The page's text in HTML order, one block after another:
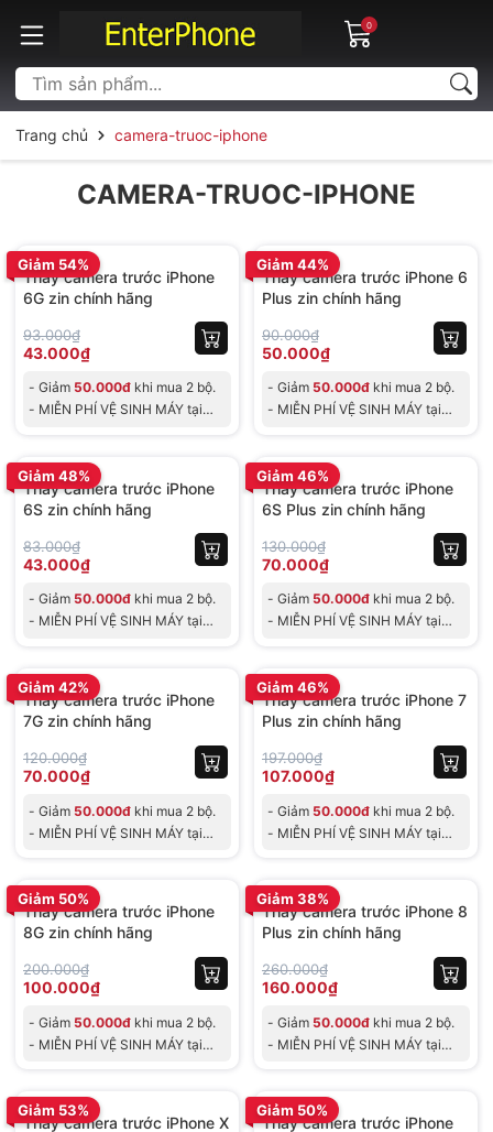
0
Trang chủ camera-truoc-iphone
CAMERA-TRUOC-IPHONE
Giảm 54%
Thay camera trước iPhone
6G zin chính hãng
93.000₫
43.000₫
- Giảm 50.000đ khi mua 2 bộ.
- MIỄN PHÍ VỆ SINH MÁY tại
Giảm 44%
Thay camera trước iPhone 6
Plus zin chính hãng
90.000₫
50.000₫
- Giảm 50.000đ khi mua 2 bộ.
- MIỄN PHÍ VỆ SINH MÁY tại
Giảm 48%
Thay camera trước iPhone
6S zin chính hãng
83.000₫
43.000₫
- Giảm 50.000đ khi mua 2 bộ.
- MIỄN PHÍ VỆ SINH MÁY tại
Giảm 46%
Thay camera trước iPhone
6S Plus zin chính hãng
130.000₫
70.000₫
- Giảm 50.000đ khi mua 2 bộ.
- MIỄN PHÍ VỆ SINH MÁY tại
Giảm 42%
Thay camera trước iPhone
7G zin chính hãng
120.000₫
70.000₫
- Giảm 50.000đ khi mua 2 bộ.
- MIỄN PHÍ VỆ SINH MÁY tại
Giảm 46%
Thay camera trước iPhone 7
Plus zin chính hãng
197.000₫
107.000₫
- Giảm 50.000đ khi mua 2 bộ.
- MIỄN PHÍ VỆ SINH MÁY tại
Giảm 50%
Thay camera trước iPhone
8G zin chính hãng
200.000₫
100.000₫
- Giảm 50.000đ khi mua 2 bộ.
- MIỄN PHÍ VỆ SINH MÁY tại
Giảm 38%
Thay camera trước iPhone 8
Plus zin chính hãng
260.000₫
160.000₫
- Giảm 50.000đ khi mua 2 bộ.
- MIỄN PHÍ VỆ SINH MÁY tại
Giảm 53%
Thay camera trước iPhone X
Giảm 50%
Thay camera trước iPhone